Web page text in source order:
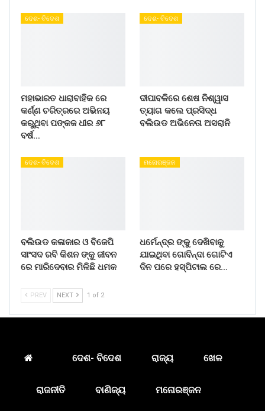
ଦେଶ- ବିଦେଶ
ମହାଭାରତ ଧାରାବାହିକ ରେ
କର୍ଣ୍ଣ ଚରିତ୍ରରେ ଅଭିନୟ
କରୁଥିବା ପଙ୍କଜ ଧୀର ୬୮
ବର୍ଷ…
ଦେଶ- ବିଦେଶ
ଦୀପାବଳିରେ ଶେଷ ନିଶ୍ୱାସ
ତ୍ୟାଗ କଲେ ପ୍ରସିଦ୍ଧ
ବଲିଉଡ ଅଭିନେତା ଅସରାନି
ଦେଶ- ବିଦେଶ
ବଲିଉଡ କଳାକାର ଓ ବିଜେପି
ସାଂସଦ ରବି କିଶନ ଙ୍କୁ ଜୀବନ
ରେ ମାରିଦେବାର ମିଳିଛି ଧମକ
ମନୋରଞ୍ଜନ
ଧର୍ମେନ୍ଦ୍ର ଙ୍କୁ ଦେଖିବାକୁ
ଯାଇଥିବା ଗୋବିନ୍ଦା ଗୋଟିଏ
ଦିନ ପରେ ହସ୍ପିଟାଲ ରେ…
PREV NEXT 1 of 2
ଦେଶ- ବିଦେଶ ରାଜ୍ୟ ଖେଳ
ରାଜନୀତି ବାଣିଜ୍ୟ ମନୋରଞ୍ଜନ